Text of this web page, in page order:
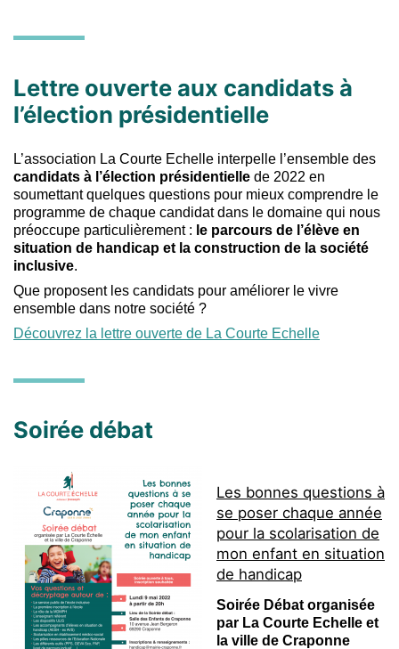
Lettre ouverte aux candidats à
l’élection présidentielle
L’association La Courte Echelle interpelle l’ensemble des
candidats à l’élection présidentielle de 2022 en
soumettant quelques questions pour mieux comprendre le
programme de chaque candidat dans le domaine qui nous
préoccupe particulièrement : le parcours de l’élève en
situation de handicap et la construction de la société
inclusive.
Que proposent les candidats pour améliorer le vivre
ensemble dans notre société ?
Découvrez la lettre ouverte de La Courte Echelle
Soirée débat
Les bonnes questions à
se poser chaque année
pour la scolarisation de
mon enfant en situation
de handicap
Soirée Débat organisée
par La Courte Echelle et
la ville de Craponne